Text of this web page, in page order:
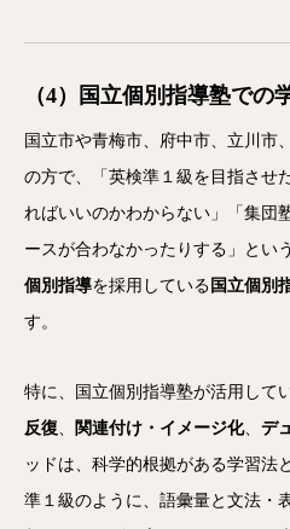
（4）国立個別指導塾での
国立市や青梅市、府中市、立川市
の方で、「英検準１級を目指させ
ればいいのかわからない」「集団
ースが合わなかったりする」とい
個別指導を採用している 国立個別
す。
特に、国立個別指導塾が活用して
反復、 関連付け・イメージ化、 デ
ッドは、科学的根拠がある学習法
準１級のように、語彙量と文法・